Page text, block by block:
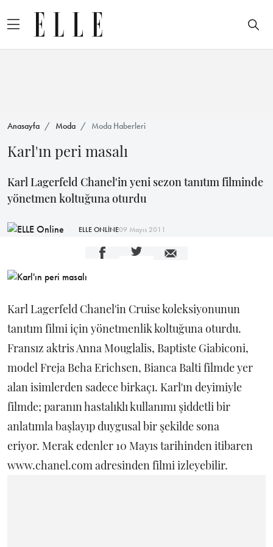
Anasayfa Moda Moda Haberleri
Karl'ın peri masalı
Karl Lagerfeld Chanel'in yeni sezon tanıtım filminde
yönetmen koltuğuna oturdu
ELLE ONLİNE09 Mayıs 2011
Karl Lagerfeld Chanel'in Cruise koleksiyonunun
tanıtım filmi için yönetmenlik koltuğuna oturdu.
Fransız aktris Anna Mouglalis, Baptiste Giabiconi,
model Freja Beha Erichsen, Bianca Balti filmde yer
alan isimlerden sadece birkaçı. Karl'ın deyimiyle
filmde; paranın hastalıklı kullanımı şiddetli bir
anlatımla başlayıp duygusal bir şekilde sona
eriyor. Merak edenler 10 Mayıs tarihinden itibaren
www.chanel.com adresinden filmi izleyebilir.